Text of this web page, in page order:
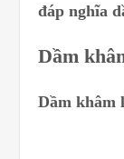
đáp nghĩa
Dầm
Dầm khâm